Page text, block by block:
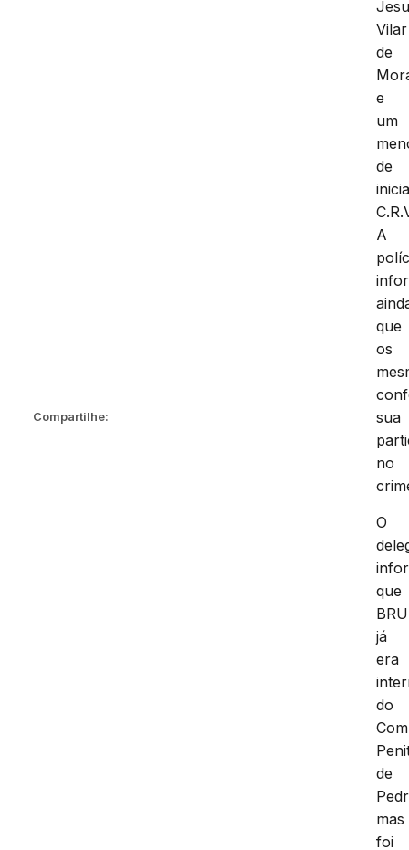
Compartilhe:
Vilar
de
e
um
de
A
que
os
sua
no
O
que
já
era
do
de
mas
foi